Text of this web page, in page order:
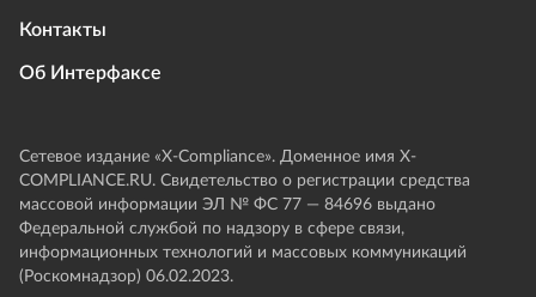
Контакты
Об Интерфаксе
Сетевое издание «Х-Compliance». Доменное имя X-
COMPLIANCE.RU. Свидетельство о регистрации средства
массовой информации ЭЛ № ФС 77 — 84696 выдано
Федеральной службой по надзору в сфере связи,
информационных технологий и массовых коммуникаций
(Роскомнадзор) 06.02.2023.